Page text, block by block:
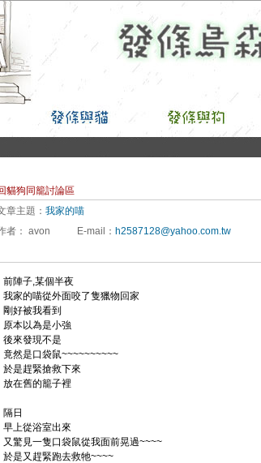
貓狗同籠討論區
章主題： 我家的喵
者： avon E-mail ： h2587128@yahoo.com.tw
前陣子,某個半夜
我家的喵從外面咬了隻獵物回家
剛好被我看到
原本以為是小強
後來發現不是
竟然是口袋鼠~~~~~~~~~~
於是趕緊搶救下來
放在舊的籠子裡
隔日
早上從浴室出來
又驚見一隻口袋鼠從我面前晃過~~~~
於是又趕緊跑去救牠~~~~